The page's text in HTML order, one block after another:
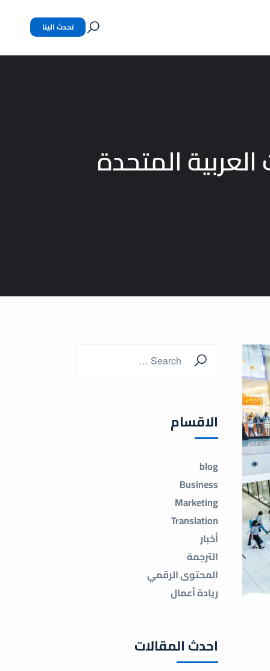
تحدث الينا
المتحدة
الاقسام
blog
Business
Marketing
Translation
أخبار
الترجمة
المحتوى الرقمي
ريادة أعمال
احدث المقالات